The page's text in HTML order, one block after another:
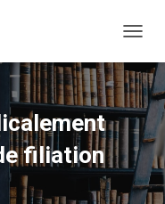
O
G
G
L
E
N
A
V
I
filiation